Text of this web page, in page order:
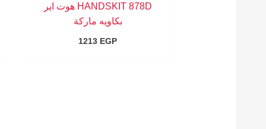
HANDSKIT 878D هوت اير
بكاويه ماركة
1213 EGP